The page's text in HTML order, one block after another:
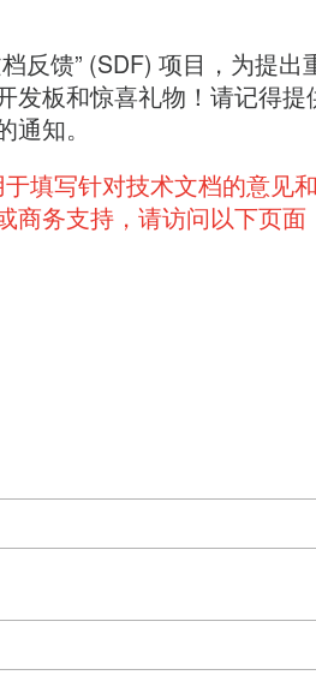
反馈” (SDF) 项目，为提出
发板和惊喜礼物！请记得提
通知。
填写针对技术文档的意见
商务支持，请访问以下页面